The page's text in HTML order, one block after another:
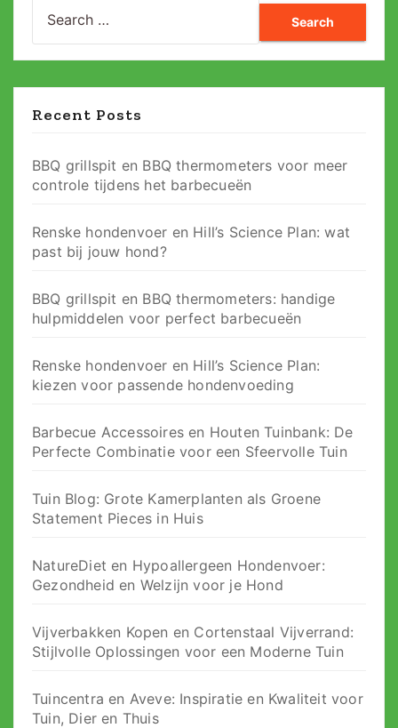
for:
Recent Posts
BBQ grillspit en BBQ thermometers voor meer
controle tijdens het barbecueën
Renske hondenvoer en Hill’s Science Plan: wat
past bij jouw hond?
BBQ grillspit en BBQ thermometers: handige
hulpmiddelen voor perfect barbecueën
Renske hondenvoer en Hill’s Science Plan:
kiezen voor passende hondenvoeding
Barbecue Accessoires en Houten Tuinbank: De
Perfecte Combinatie voor een Sfeervolle Tuin
Tuin Blog: Grote Kamerplanten als Groene
Statement Pieces in Huis
NatureDiet en Hypoallergeen Hondenvoer:
Gezondheid en Welzijn voor je Hond
Vijverbakken Kopen en Cortenstaal Vijverrand:
Stijlvolle Oplossingen voor een Moderne Tuin
Tuincentra en Aveve: Inspiratie en Kwaliteit voor
Tuin, Dier en Thuis